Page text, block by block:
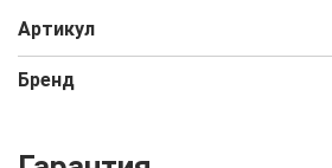
Артикул
Бренд